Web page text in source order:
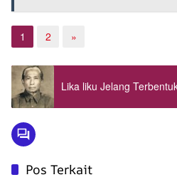
1 2 »
Lika liku Jelang
Pos Terkait